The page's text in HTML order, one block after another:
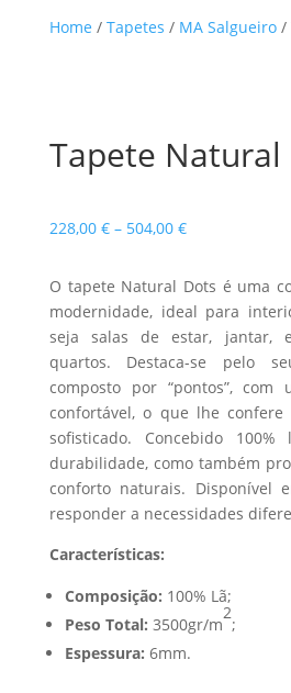
Home / Tapetes / MA Salgueiro/
Tapete Natural
228,00 € – 504,00 €Price
228,00 €
through
504,00 €
O tapete Natural Dots é uma
modernidade, ideal para
seja salas de estar, jantar,
quartos. Destaca-se pelo
composto por “pontos”, com
confortável, o que lhe
sofisticado. Concebido
durabilidade, como também
conforto naturais. Disponível
responder a necessidades
Características:
Composição: 100% Lã;
Peso Total: 3500gr/m
2
;
Espessura: 6mm.